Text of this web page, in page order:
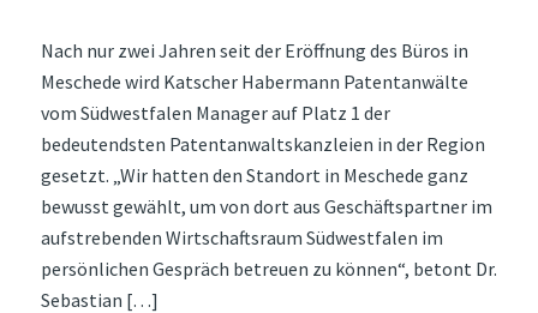
Nach nur zwei Jahren seit der Eröffnung des Büros in
Meschede wird Katscher Habermann Patentanwälte
vom Südwestfalen Manager auf Platz 1 der
bedeutendsten Patentanwaltskanzleien in der Region
gesetzt. „Wir hatten den Standort in Meschede ganz
bewusst gewählt, um von dort aus Geschäftspartner im
aufstrebenden Wirtschaftsraum Südwestfalen im
persönlichen Gespräch betreuen zu können“, betont Dr.
Sebastian […]